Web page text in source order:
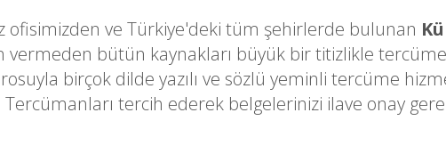
ofisimizden ve Türkiye'deki tüm şehirlerde bulunan
vermeden bütün kaynakları büyük bir titizlikle
birçok dilde yazılı ve sözlü yeminli tercüme
Tercümanları tercih ederek belgelerinizi ilave onay